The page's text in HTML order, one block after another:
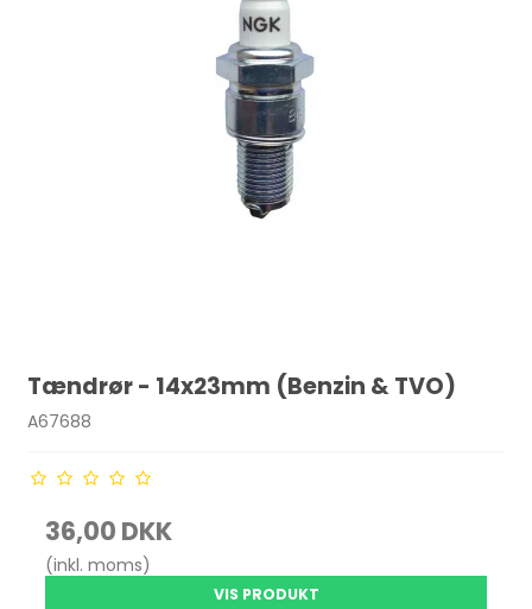
Tændrør - 14x23mm (Benzin & TVO)
A67688
36,00 DKK
(inkl. moms)
VIS PRODUKT